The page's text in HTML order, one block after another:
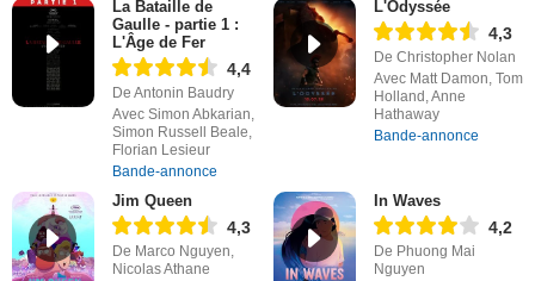
La Bataille de
Gaulle - partie 1 :
L'Âge de Fer
4,4
De Antonin Baudry
Avec Simon Abkarian,
Simon Russell Beale,
Florian Lesieur
Bande-annonce
L'Odyssée
4,3
De Christopher Nolan
Avec Matt Damon, Tom
Holland, Anne
Hathaway
Bande-annonce
Jim Queen
4,3
De Marco Nguyen,
Nicolas Athane
In Waves
4,2
De Phuong Mai
Nguyen